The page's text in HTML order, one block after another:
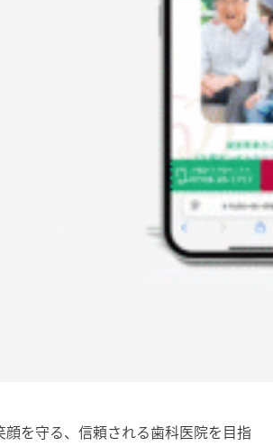
顔を守る、信頼される歯科医院を目指